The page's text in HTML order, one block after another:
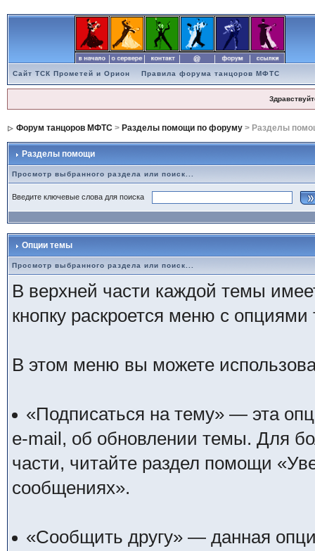
Сайт ТСК Прометей и Орион Правила форума танцоров МФТС
Форум танцоров МФТС> Разделы помощи по форуму> Разделы
Разделы помощи
Просмотр выбранного раздела или поиск...
Введите ключевые слова для поиска
Опции темы
Просмотр выбранного раздела или поиск...
В верхней части каждой темы
кнопку раскроется меню с
В этом меню вы можете
«Подписаться на тему» — эта
e-mail, об обновлении темы. Для
части, читайте раздел помощи
сообщениях».
«Сообщить другу» — данная